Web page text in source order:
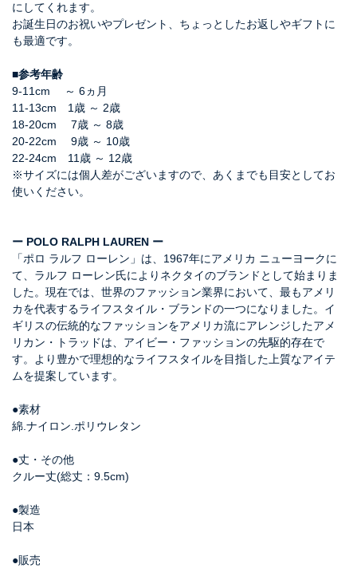
にしてくれます。
お誕生日のお祝いやプレゼント、ちょっとしたお返しやギフトに
も最適です。
■参考年齢
9-11cm ～ 6ヵ月
11-13cm 1歳 ～ 2歳
18-20cm 7歳 ～ 8歳
20-22cm 9歳 ～ 10歳
22-24cm 11歳 ～ 12歳
※サイズには個人差がございますので、あくまでも目安としてお
使いください。
ー POLO RALPH LAUREN ー
「ポロ ラルフ ローレン」は、1967年にアメリカ ニューヨークに
て、ラルフ ローレン氏によりネクタイのブランドとして始まりま
した。現在では、世界のファッション業界において、最もアメリ
カを代表するライフスタイル・ブランドの一つになりました。イ
ギリスの伝統的なファッションをアメリカ流にアレンジしたアメ
リカン・トラッドは、アイビー・ファッションの先駆的存在で
す。より豊かで理想的なライフスタイルを目指した上質なアイテ
ムを提案しています。
●素材
綿.ナイロン.ポリウレタン
●丈・その他
クルー丈(総丈：9.5cm)
●製造
日本
●販売